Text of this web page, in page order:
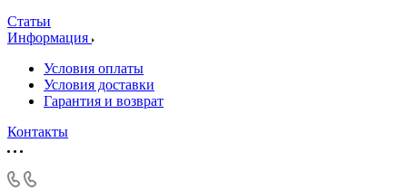
Статьи
Информация
Условия оплаты
Условия доставки
Гарантия и возврат
Контакты